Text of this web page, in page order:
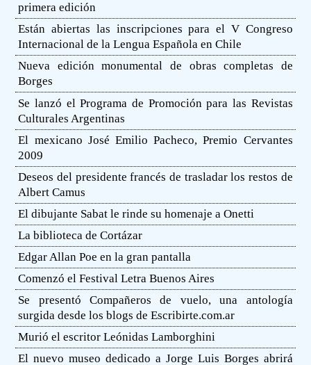
primera edición
Están abiertas las inscripciones para el V Congreso
Internacional de la Lengua Española en Chile
Nueva edición monumental de obras completas de
Borges
Se lanzó el Programa de Promoción para las Revistas
Culturales Argentinas
El mexicano José Emilio Pacheco, Premio Cervantes
2009
Deseos del presidente francés de trasladar los restos de
Albert Camus
El dibujante Sabat le rinde su homenaje a Onetti
La biblioteca de Cortázar
Edgar Allan Poe en la gran pantalla
Comenzó el Festival Letra Buenos Aires
Se presentó Compañeros de vuelo, una antología
surgida desde los blogs de Escribirte.com.ar
Murió el escritor Leónidas Lamborghini
El nuevo museo dedicado a Jorge Luis Borges abrirá